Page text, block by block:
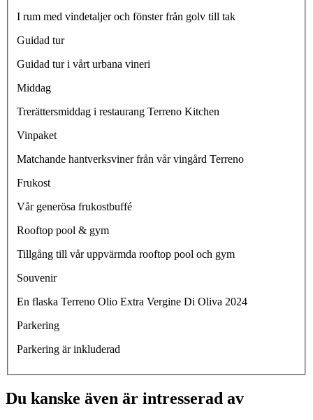
I rum med vindetaljer och fönster från golv till tak
Guidad tur
Guidad tur i vårt urbana vineri
Middag
Trerättersmiddag i restaurang Terreno Kitchen
Vinpaket
Matchande hantverksviner från vår vingård Terreno
Frukost
Vår generösa frukostbuffé
Rooftop pool & gym
Tillgång till vår uppvärmda rooftop pool och gym
Souvenir
En flaska Terreno Olio Extra Vergine Di Oliva 2024
Parkering
Parkering är inkluderad
Du kanske även är intresserad av